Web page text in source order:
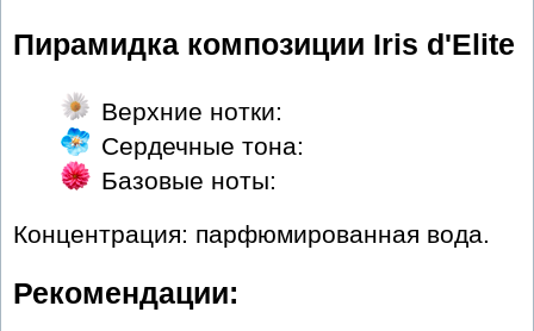
Пирамидка композиции Iris d'Elite
Верхние нотки:
Сердечные тона:
Базовые ноты:
Концентрация: парфюмированная вода.
Рекомендации: